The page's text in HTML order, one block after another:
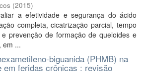
(2015)
a efetividade e segurança do ácido
completa, cicatrização parcial, tempo
prevenção de formação de queloides e
em ...
biguanida (PHMB) na
em feridas crônicas : revisão